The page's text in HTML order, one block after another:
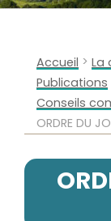
Accueil > La
Publications
Conseils
ORDRE DU